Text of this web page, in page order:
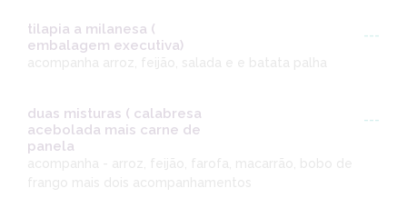
tilapia a milanesa (
embalagem executiva)
---
acompanha arroz, feijão, salada e e batata palha
duas misturas ( calabresa
acebolada mais carne de
panela
---
acompanha - arroz, feijão, farofa, macarrão, bobo de
frango mais dois acompanhamentos